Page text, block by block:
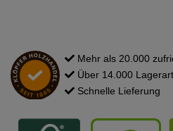
Mehr als 20.000
Über 14.000
Schnelle Lieferung